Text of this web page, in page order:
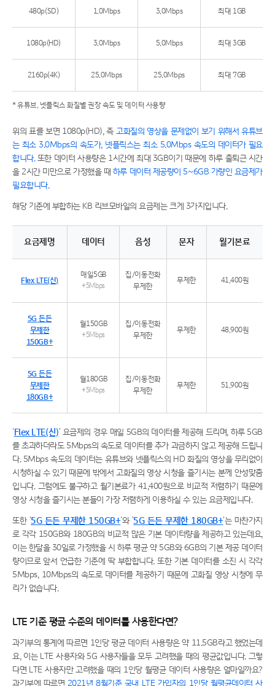
480p(SD) 1.0Mbps 3.0Mbps 최대 1GB
1080p(HD) 3.0Mbps 5.0Mbps 최대 3GB
2160p(4K) 25.0Mbps 25.0Mbps 최대 7GB
* 유튜브, 넷플릭스 화질별 권장 속도 및 데이터 사용량
위의 표를 보면 1080p(HD), 즉 고화질의 영상을 문제없이 보기 위해서 유튜브
는 최소 3.0Mbps의 속도가, 넷플릭스는 최소 5.0Mbps 속도의 데이터가 필요
합니다.또한 데이터 사용량은 1시간에 최대 3GB이기 때문에 하루 출퇴근 시간
을 2시간 미만으로 가정했을 때하루 데이터 제공량이 5~6GB 가량인 요금제가
필요합니다.
해당 기준에 부합하는 KB 리브모바일의 요금제는 크게 3가지입니다.
요금제명 데이터 음성 문자 월기본료
Flex LTE(신)
매일5GB
+5Mbps
집/이동전화
무제한
무제한 41,400원
5G 든든
무제한
150GB+
월150GB
+5Mbps
집/이동전화
무제한
무제한 48,900원
5G 든든
무제한
180GB+
월180GB
+5Mbps
집/이동전화
무제한
무제한 51,900원
'Flex LTE(신)' 요금제의 경우 매일 5GB의 데이터를 제공해 드리며, 하루 5GB
를 초과하더라도 5Mbps의 속도로 데이터를 추가 과금하지 않고 제공해 드립니
다. 5Mbps 속도의 데이터는 유튜브와 넷플릭스의 HD 화질의 영상을 무리없이
시청하실 수 있기 때문에 밖에서 고화질의 영상 시청을 즐기시는 분께 안성맞춤
입니다. 그럼에도 불구하고 월기본료가 41,400원으로 비교적 저렴하기 때문에
영상 시청을 즐기시는 분들이 가장 저렴하게 이용하실 수 있는 요금제입니다.
또한 '5G 든든 무제한 150GB+'와 '5G 든든 무제한 180GB+'는 마찬가지
로 각각 150GB와 180GB의 비교적 많은 기본 데이터량을 제공하고 있는데요,
이는 한달을 30일로 가정했을 시 하루 평균 약 5GB와 6GB의 기본 제공 데이터
량이므로 앞서 언급한 기준에 딱 부합합니다. 또한 기본 데이터를 소진 시 각각
5Mbps, 10Mbps의 속도로 데이터를 제공하기 때문에 고화질 영상 시청에 무
리가 없습니다.
LTE 기준 평균 수준의 데이터를 사용한다면?
과기부의 통계에 따르면 1인당 평균 데이터 사용량은 약 11.5GB라고 했었는데
요, 이는 LTE 사용자와 5G 사용자들을 모두 고려했을 때의 평균값입니다. 그렇
다면 LTE 사용자만 고려했을 때의 1인당 월평균 데이터 사용량은 얼마일까요?
과기부에 따르면 2021년 8월기준 국내 LTE 가입자의 1인당 월평균데이터 사